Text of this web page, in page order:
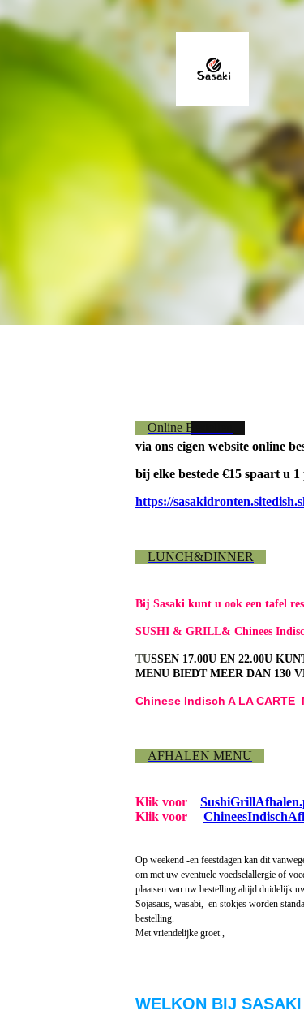
Online Bestellen
via ons eigen website online
bij elke bestede €15 spaart u
https://
LUNCH&DINNER
Bij Sasaki kunt u ook een tafel
SUSHI & GRILL& Chinees
TUSSEN 17.00U EN 22.00U
MENU BIEDT MEER DAN 130
Chinese Indisch A LA CARTE
AFHALEN MENU
Klik voor
Klik voor
Op weekend -en feestdagen kan dit
om met uw eventuele voedselallergie of
plaatsen van uw bestelling altijd duidelijk
Sojasaus, wasabi, en stokjes worden
bestelling.
Met vriendelijke groet ,
WELKON BIJ SASAKI